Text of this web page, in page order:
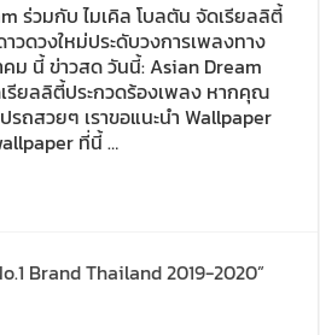
ร่วมกับ ไมเคิล โบลตัน จัดเรียลลิตี้
วดวงใหม่ประดับวงการเพลงทาง
ม นี้ ข่าวสด วันนี้: Asian Dream
รียลลิตี้ประกวดร้องเพลง หากคุณ
ถสวยๆ เราขอแนะนำ Wallpaper
ที่นี้ …
Brand Thailand 2019-2020”